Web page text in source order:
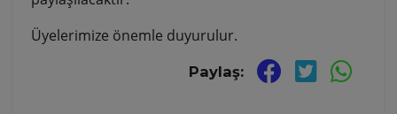
Üyelerimize önemle duyurulur.
Paylaş: